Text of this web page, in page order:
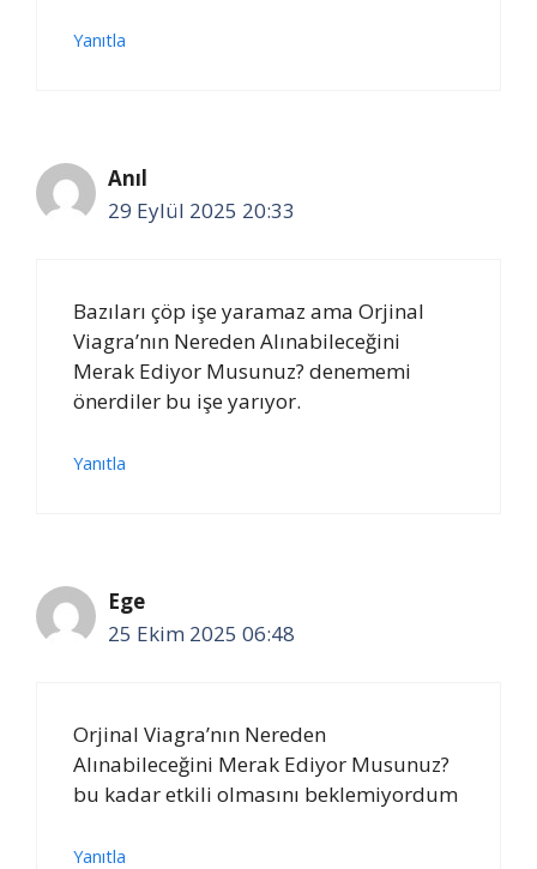
Yanıtla
Anıl
29 Eylül 2025 20:33
Bazıları çöp işe yaramaz ama Orjinal
Viagra’nın Nereden Alınabileceğini
Merak Ediyor Musunuz? denememi
önerdiler bu işe yarıyor.
Yanıtla
Ege
25 Ekim 2025 06:48
Orjinal Viagra’nın Nereden
Alınabileceğini Merak Ediyor Musunuz?
bu kadar etkili olmasını beklemiyordum
Yanıtla